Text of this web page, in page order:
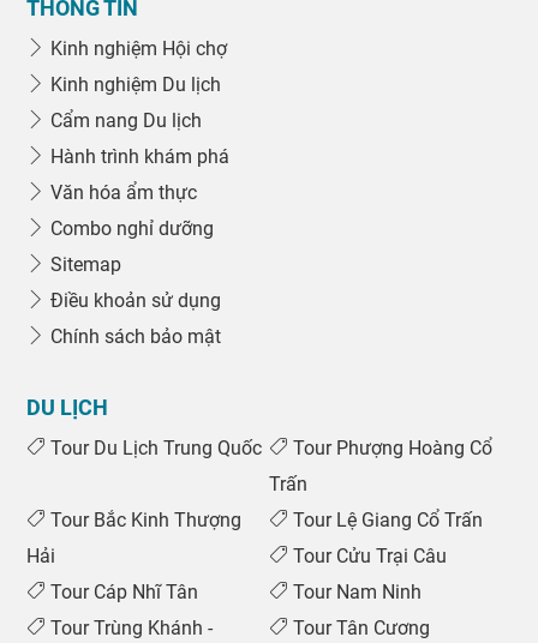
THÔNG TIN
Kinh nghiệm Hội chợ
Kinh nghiệm Du lịch
Cẩm nang Du lịch
Hành trình khám phá
Văn hóa ẩm thực
Combo nghỉ dưỡng
Sitemap
Điều khoản sử dụng
Chính sách bảo mật
DU LỊCH
Tour Du Lịch Trung Quốc
Tour Phượng Hoàng Cổ
Trấn
Tour Bắc Kinh Thượng
Hải
Tour Lệ Giang Cổ Trấn
Tour Cửu Trại Câu
Tour Cáp Nhĩ Tân
Tour Nam Ninh
Tour Trùng Khánh -
Tour Tân Cương